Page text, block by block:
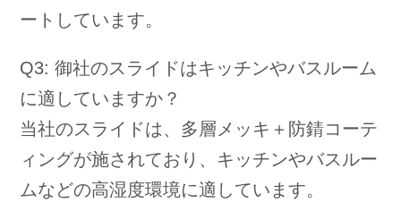
ートしています。
Q3: 御社のスライドはキッチンやバスルーム
に適していますか？
当社のスライドは、多層メッキ＋防錆コーテ
ィングが施されており、キッチンやバスルー
ムなどの高湿度環境に適しています。